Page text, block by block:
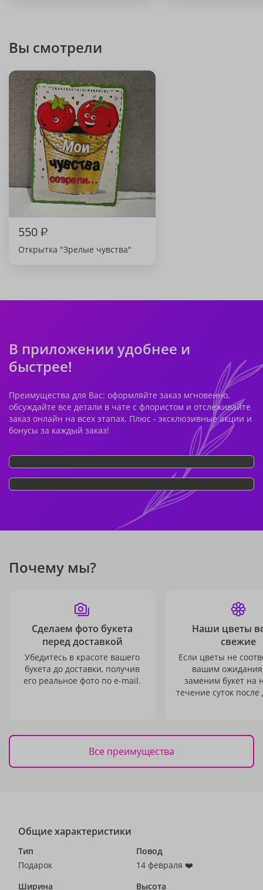
Вы смотрели
550₽
Открытка "Зрелые чувства"
В приложении удобнее и
быстрее!
Преимущества для Вас: оформляйте заказ мгновенно,
обсуждайте все детали в чате с флористом и отслеживайте
заказ онлайн на всех этапах. Плюс - эксклюзивные акции и
бонусы за каждый заказ!
Почему мы?
Сделаем фото букета
перед доставкой
Убедитесь в красоте вашего
букета до доставки, получив
его реальное фото по e-mail.
Наши цветы
свежие
Если цветы не
вашим
заменим букет на
течение суток после
Все преимущества
Общие характеристики
Тип
Подарок
Повод
14 февраля ❤️
Ширина
Высота